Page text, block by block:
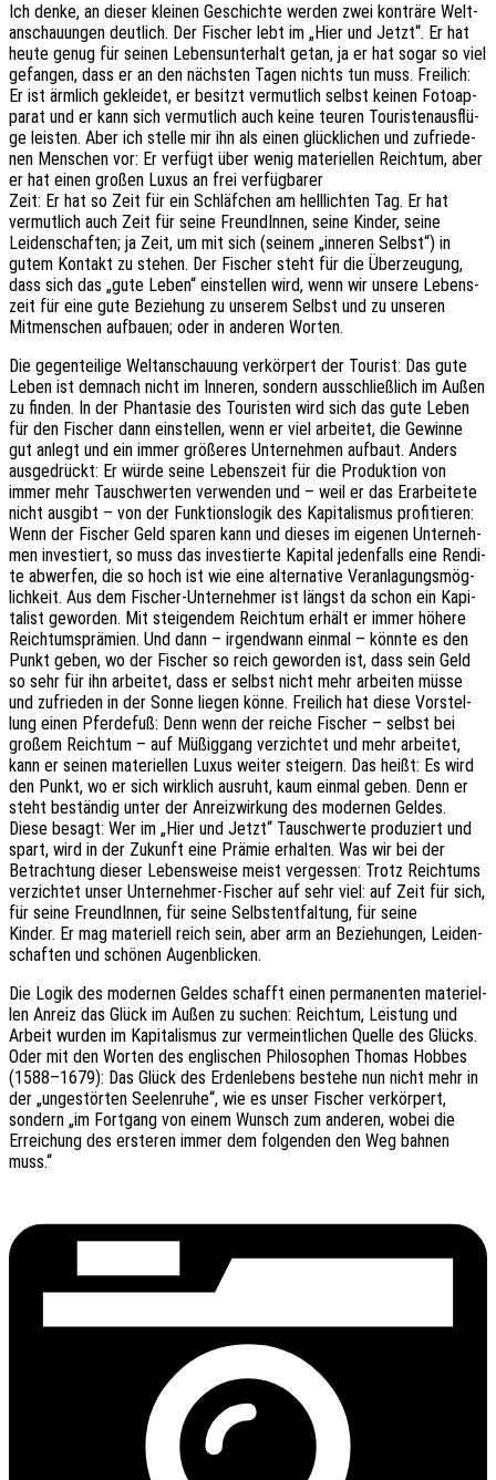
Ich denke, an dieser klei­nen Geschich­te werden zwei konträ­re Welt­
an­schau­un­gen deut­lich. Der Fischer lebt im „Hier und Jetzt“. Er hat
heute genug für seinen Lebens­un­ter­halt getan, ja er hat sogar so viel
gefan­gen, dass er an den nächs­ten Tagen nichts tun muss. Frei­lich:
Er ist ärmlich geklei­det, er besitzt vermut­lich selbst keinen Foto­ap­
pa­rat und er kann sich vermut­lich auch keine teuren Touris­ten­aus­flü­
ge leis­ten. Aber ich stelle mir ihn als einen glück­li­chen und zufrie­de­
nen Menschen vor: Er verfügt über wenig mate­ri­el­len Reich­tum, aber
er hat einen großen Luxus an frei verfügbarer
Zeit: Er hat so Zeit für ein Schläf­chen am hell­lich­ten Tag. Er hat
vermut­lich auch Zeit für seine Freun­dIn­nen, seine Kinder, seine
Leiden­schaf­ten; ja Zeit, um mit sich (seinem „inne­ren Selbst“) in
gutem Kontakt zu stehen. Der Fischer steht für die Über­zeu­gung,
dass sich das „gute Leben“ einstel­len wird, wenn wir unsere Lebens­
zeit für eine gute Bezie­hung zu unse­rem Selbst und zu unse­ren
Mitmen­schen aufbau­en; oder in ande­ren Worten.
Die gegen­tei­li­ge Welt­an­schau­ung verkör­pert der Tourist: Das gute
Leben ist demnach nicht im Inne­ren, sondern ausschließ­lich im Außen
zu finden. In der Phan­ta­sie des Touris­ten wird sich das gute Leben
für den Fischer dann einstel­len, wenn er viel arbei­tet, die Gewin­ne
gut anlegt und ein immer größe­res Unter­neh­men aufbaut. Anders
ausge­drückt: Er würde seine Lebens­zeit für die Produk­ti­on von
immer mehr Tausch­wer­ten verwen­den und – weil er das Erar­bei­te­te
nicht ausgibt – von der Funk­ti­ons­lo­gik des Kapi­ta­lis­mus profi­tie­ren:
Wenn der Fischer Geld sparen kann und dieses im eige­nen Unter­neh­
men inves­tiert, so muss das inves­tier­te Kapi­tal jeden­falls eine Rendi­
te abwer­fen, die so hoch ist wie eine alter­na­ti­ve Veran­la­gungs­mög­
lich­keit. Aus dem Fischer-Unter­neh­mer ist längst da schon ein Kapi­
ta­list gewor­den. Mit stei­gen­dem Reich­tum erhält er immer höhere
Reich­tums­prä­mi­en. Und dann – irgend­wann einmal – könnte es den
Punkt geben, wo der Fischer so reich gewor­den ist, dass sein Geld
so sehr für ihn arbei­tet, dass er selbst nicht mehr arbei­ten müsse
und zufrie­den in der Sonne liegen könne. Frei­lich hat diese Vorstel­
lung einen Pfer­de­fuß: Denn wenn der reiche Fischer – selbst bei
großem Reich­tum – auf Müßig­gang verzich­tet und mehr arbei­tet,
kann er seinen mate­ri­el­len Luxus weiter stei­gern. Das heißt: Es wird
den Punkt, wo er sich wirk­lich ausruht, kaum einmal geben. Denn er
steht bestän­dig unter der Anreiz­wir­kung des moder­nen Geldes.
Diese besagt: Wer im „Hier und Jetzt“ Tausch­wer­te produ­ziert und
spart, wird in der Zukunft eine Prämie erhal­ten. Was wir bei der
Betrach­tung dieser Lebens­wei­se meist verges­sen: Trotz Reich­tums
verzich­tet unser Unter­neh­mer-Fischer auf sehr viel: auf Zeit für sich,
für seine Freun­dIn­nen, für seine Selbst­ent­fal­tung, für seine
Kinder. Er mag mate­ri­ell reich sein, aber arm an Bezie­hun­gen, Leiden­
schaf­ten und schö­nen Augenblicken.
Die Logik des moder­nen Geldes schafft einen perma­nen­ten mate­ri­el­
len Anreiz das Glück im Außen zu suchen: Reich­tum, Leis­tung und
Arbeit wurden im Kapi­ta­lis­mus zur vermeint­li­chen Quelle des Glücks.
Oder mit den Worten des engli­schen Philo­so­phen Thomas Hobbes
(1588–1679): Das Glück des Erden­le­bens bestehe nun nicht mehr in
der „unge­stör­ten Seelen­ru­he“, wie es unser Fischer verkör­pert,
sondern „im Fort­gang von einem Wunsch zum ande­ren, wobei die
Errei­chung des erste­ren immer dem folgen­den den Weg bahnen
muss.“